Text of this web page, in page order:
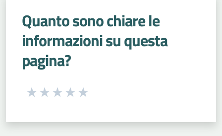
Quanto sono chiare le
informazioni su questa
pagina?
Seleziona una valutazione da 1 a 5 stelle